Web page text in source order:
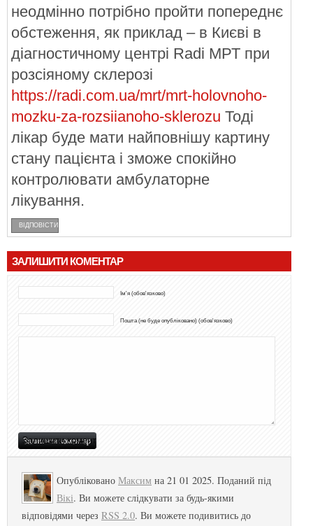
неодмінно потрібно пройти попереднє
обстеження, як приклад – в Києві в
діагностичному центрі Radi МРТ при
розсіяному склерозі
https://radi.com.ua/mrt/mrt-holovnoho-
mozku-za-rozsiianoho-sklerozu Тоді
лікар буде мати найповнішу картину
стану пацієнта і зможе спокійно
контролювати амбулаторне
лікування.
ВІДПОВІСТИ
ЗАЛИШИТИ КОМЕНТАР
Ім'я (обов'язково)
Пошта (не буде опубліковано) (обов'язково)
Опубліковано Максим на 21 01 2025. Поданий під
Вікі. Ви можете слідкувати за будь-якими
відповідями через RSS 2.0. Ви можете подивитись до